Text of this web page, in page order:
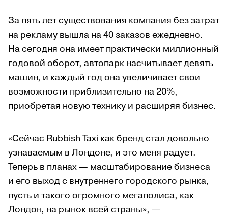
За пять лет существования компания без затрат
на рекламу вышла на 40 заказов ежедневно.
На сегодня она имеет практически миллионный
годовой оборот, автопарк насчитывает девять
машин, и каждый год она увеличивает свои
возможности приблизительно на 20%,
приобретая новую технику и расширяя бизнес.
«Сейчас Rubbish Taxi как бренд стал довольно
узнаваемым в Лондоне, и это меня радует.
Теперь в планах — масштабирование бизнеса
и его выход с внутреннего городского рынка,
пусть и такого огромного мегаполиса, как
Лондон, на рынок всей страны», —